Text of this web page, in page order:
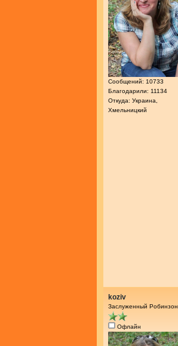
Сообщений: 10733
Благодарили: 11134
Откуда: Украина,
Хмельницкий
koziv
Заслуженный Робинзон
Офлайн